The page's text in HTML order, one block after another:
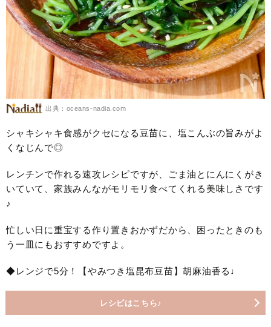
出典：oceans-nadia.com
シャキシャキ食感がクセになる豆苗に、塩こんぶの旨みがよ
くなじんで◎
レンチンで作れる速攻レシピですが、ごま油とにんにくがき
いていて、家族みんながモリモリ食べてくれる美味しさです
♪
忙しい日に重宝する作り置きおかずだから、困ったときのも
う一皿にもおすすめですよ。
◆レンジで5分！【やみつき塩昆布豆苗】胡麻油香る♩
レシピはこちら♪